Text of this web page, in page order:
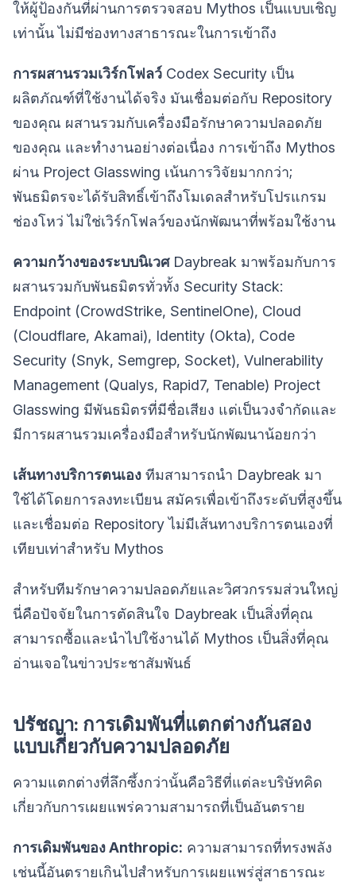
ให้ผู้ป้องกันที่ผ่านการตรวจสอบ Mythos เป็นแบบเชิญ
เท่านั้น ไม่มีช่องทางสาธารณะในการเข้าถึง
การผสานรวมเวิร์กโฟลว์ Codex Security เป็น
ผลิตภัณฑ์ที่ใช้งานได้จริง มันเชื่อมต่อกับ Repository
ของคุณ ผสานรวมกับเครื่องมือรักษาความปลอดภัย
ของคุณ และทำงานอย่างต่อเนื่อง การเข้าถึง Mythos
ผ่าน Project Glasswing เน้นการวิจัยมากกว่า;
พันธมิตรจะได้รับสิทธิ์เข้าถึงโมเดลสำหรับโปรแกรม
ช่องโหว่ ไม่ใช่เวิร์กโฟลว์ของนักพัฒนาที่พร้อมใช้งาน
ความกว้างของระบบนิเวศDaybreak มาพร้อมกับการ
ผสานรวมกับพันธมิตรทั่วทั้ง Security Stack:
Endpoint (CrowdStrike, SentinelOne), Cloud
(Cloudflare, Akamai), Identity (Okta), Code
Security (Snyk, Semgrep, Socket), Vulnerability
Management (Qualys, Rapid7, Tenable) Project
Glasswing มีพันธมิตรที่มีชื่อเสียง แต่เป็นวงจำกัดและ
มีการผสานรวมเครื่องมือสำหรับนักพัฒนาน้อยกว่า
เส้นทางบริการตนเอง ทีมสามารถนำ Daybreak มา
ใช้ได้โดยการลงทะเบียน สมัครเพื่อเข้าถึงระดับที่สูงขึ้น
และเชื่อมต่อ Repository ไม่มีเส้นทางบริการตนเองที่
เทียบเท่าสำหรับ Mythos
สำหรับทีมรักษาความปลอดภัยและวิศวกรรมส่วนใหญ่
นี่คือปัจจัยในการตัดสินใจ Daybreak เป็นสิ่งที่คุณ
สามารถซื้อและนำไปใช้งานได้ Mythos เป็นสิ่งที่คุณ
อ่านเจอในข่าวประชาสัมพันธ์
ปรัชญา: การเดิมพันที่แตกต่างกันสอง
แบบเกี่ยวกับความปลอดภัย
ความแตกต่างที่ลึกซึ้งกว่านั้นคือวิธีที่แต่ละบริษัทคิด
เกี่ยวกับการเผยแพร่ความสามารถที่เป็นอันตราย
การเดิมพันของ Anthropic: ความสามารถที่ทรงพลัง
เช่นนี้อันตรายเกินไปสำหรับการเผยแพร่สู่สาธารณะ